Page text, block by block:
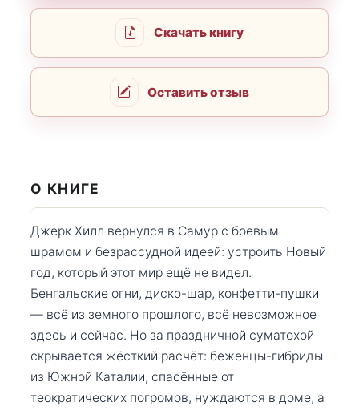
Скачать книгу
Оставить отзыв
О КНИГЕ
Джерк Хилл вернулся в Самур с боевым
шрамом и безрассудной идеей: устроить Новый
год, который этот мир ещё не видел.
Бенгальские огни, диско-шар, конфетти-пушки
— всё из земного прошлого, всё невозможное
здесь и сейчас. Но за праздничной суматохой
скрывается жёсткий расчёт: беженцы-гибриды
из Южной Каталии, спасённые от
теократических погромов, нуждаются в доме, а